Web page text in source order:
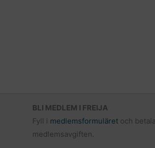
BLI MEDLEM I FREIJA
Fyll i medlemsformuläretoch
medlemsavgiften.